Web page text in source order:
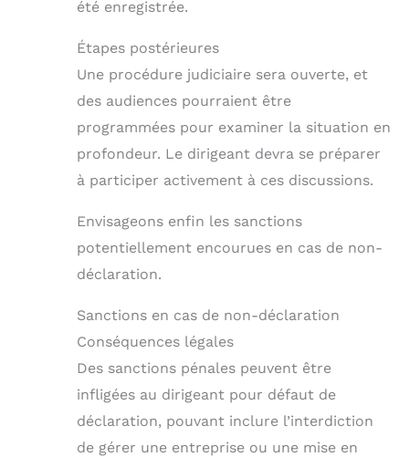
été enregistrée.
Étapes postérieures
Une procédure judiciaire sera ouverte, et
des audiences pourraient être
programmées pour examiner la situation en
profondeur. Le dirigeant devra se préparer
à participer activement à ces discussions.
Envisageons enfin les sanctions
potentiellement encourues en cas de non-
déclaration.
Sanctions en cas de non-déclaration
Conséquences légales
Des sanctions pénales peuvent être
infligées au dirigeant pour défaut de
déclaration, pouvant inclure l’interdiction
de gérer une entreprise ou une mise en